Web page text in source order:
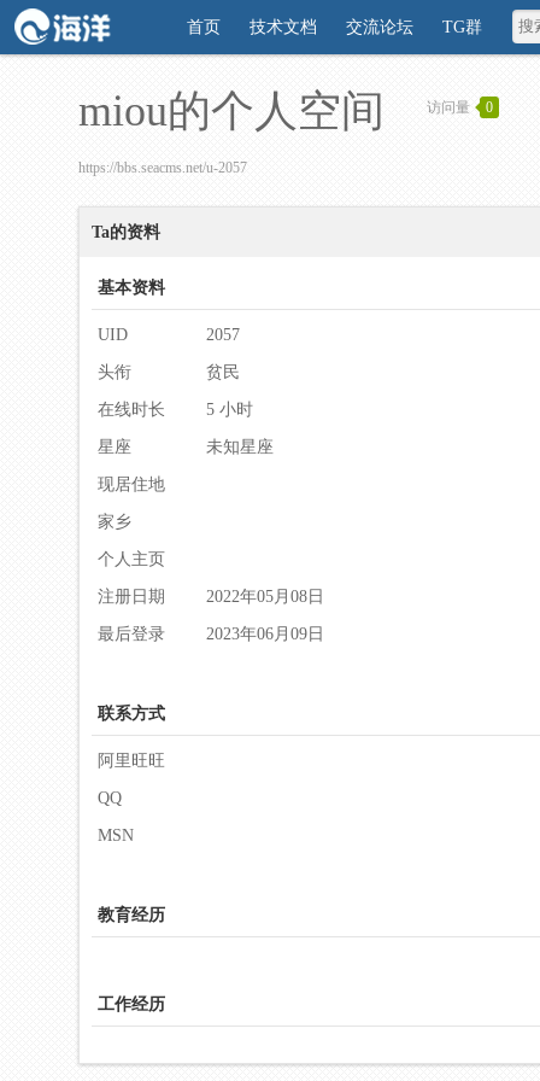
首页 技术文档 交流论坛 TG群
miou的个人空间 访问量 0
https://bbs.seacms.net/u-2057
Ta的资料
基本资料
UID 2057
头衔 贫民
在线时长 5 小时
星座 未知星座
现居住地
家乡
个人主页
注册日期 2022年05月08日
最后登录 2023年06月09日
联系方式
阿里旺旺
QQ
MSN
教育经历
工作经历